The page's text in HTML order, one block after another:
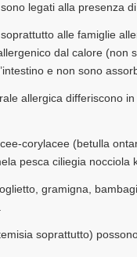
legati alla presenza
alle famiglie
dal calore (non
e non sono
allergica differiscono
corylacee (betulla
pesca ciliegia nocciola
gramigna,
soprattutto)